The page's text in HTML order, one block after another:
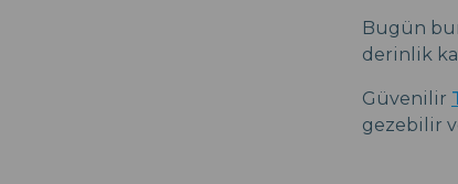
Bugün
derinlik
Güvenilir
gezebilir